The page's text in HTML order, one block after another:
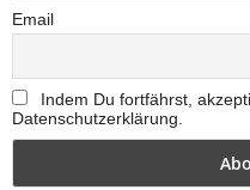
Email
Indem Du fortfährst,
Datenschutzerklärung.